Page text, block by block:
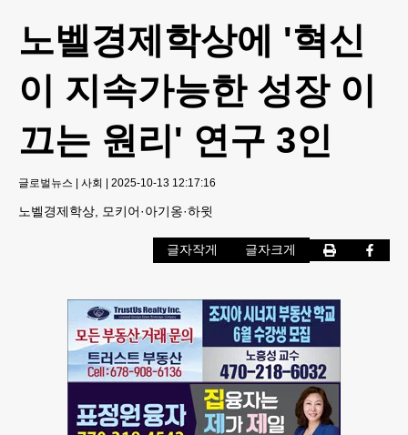
노벨경제학상에 '혁신
이 지속가능한 성장 이
끄는 원리' 연구 3인
글로벌뉴스 | 사회 | 2025-10-13 12:17:16
노벨경제학상, 모키어·아기옹·하윗
글자작게 글자크게